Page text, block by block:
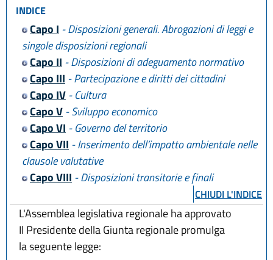
INDICE
Capo I - Disposizioni generali. Abrogazioni di leggi e
singole disposizioni regionali
Capo II - Disposizioni di adeguamento normativo
Capo III - Partecipazione e diritti dei cittadini
Capo IV- Cultura
Capo V- Sviluppo economico
Capo VI - Governo del territorio
Capo VII - Inserimento dell’impatto ambientale nelle
clausole valutative
Capo VIII - Disposizioni transitorie e finali
CHIUDI L'INDICE
L'Assemblea legislativa regionale ha approvato
Il Presidente della Giunta regionale promulga
la seguente legge: